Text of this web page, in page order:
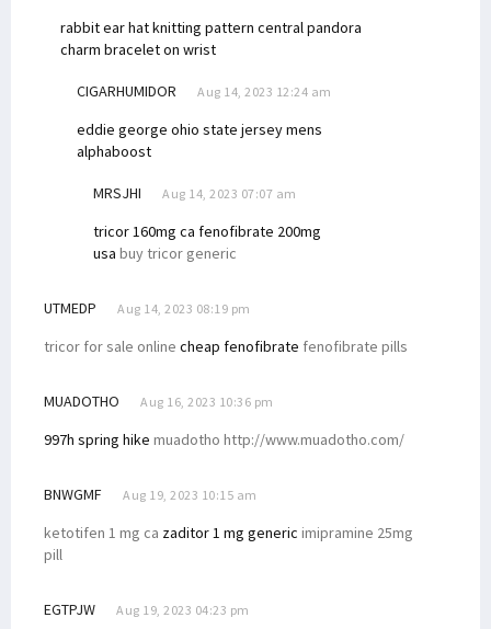
rabbit ear hat knitting pattern centralpandora
charm bracelet on wrist
CIGARHUMIDOR Aug 14, 2023 12:24 am
eddie george ohio state jerseymens
alphaboost
MRSJHI Aug 14, 2023 07:07 am
tricor 160mg ca fenofibrate 200mg
usa buy tricor generic
UTMEDP Aug 14, 2023 08:19 pm
tricor for sale online cheap fenofibrate fenofibrate pills
MUADOTHO Aug 16, 2023 10:36 pm
997h spring hike muadotho http://www.muadotho.com/
BNWGMF Aug 19, 2023 10:15 am
ketotifen 1 mg ca zaditor 1 mg generic imipramine 25mg
pill
EGTPJW Aug 19, 2023 04:23 pm